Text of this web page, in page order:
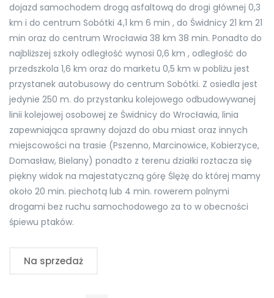
dojazd samochodem drogą asfaltową do drogi głównej 0,3
km i do centrum Sobótki 4,1 km 6 min , do Świdnicy 21 km 21
min oraz do centrum Wrocławia 38 km 38 min. Ponadto do
najbliższej szkoły odległość wynosi 0,6 km , odległość do
przedszkola 1,6 km oraz do marketu 0,5 km w pobliżu jest
przystanek autobusowy do centrum Sobótki. Z osiedla jest
jedynie 250 m. do przystanku kolejowego odbudowywanej
linii kolejowej osobowej ze Świdnicy do Wrocławia, linia
zapewniająca sprawny dojazd do obu miast oraz innych
miejscowości na trasie (Pszenno, Marcinowice, Kobierzyce,
Domasław, Bielany) ponadto z terenu działki roztacza się
piękny widok na majestatyczną górę Ślężę do której mamy
około 20 min. piechotą lub 4 min. rowerem polnymi
drogami bez ruchu samochodowego za to w obecności
śpiewu ptaków.
Na sprzedaż